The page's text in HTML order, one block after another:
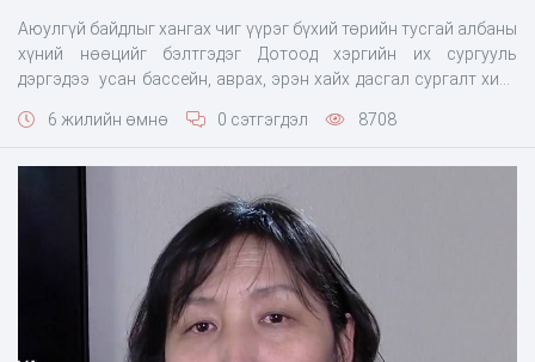
Аюулгүй байдлыг хангах чиг үүрэг бүхий төрийн тусгай албаны
хүний нөөцийг бэлтгэдэг Дотоод хэргийн их сургууль
дэргэдээ усан бассейн, аврах, эрэн хайх дасгал сургалт хийх
бэлэн болжээ. Энэ талаар тус сургуулийн Сургалт эрхэлсэн
6 жилийн өмнө 0 сэтгэгдэл 8708